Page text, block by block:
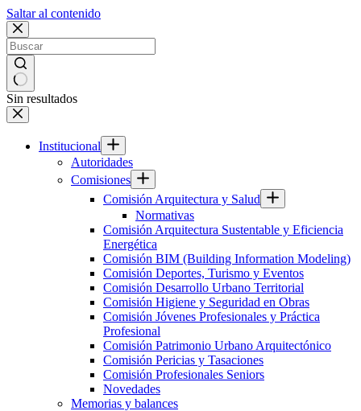
Saltar al contenido
Sin resultados
Institucional
Autoridades
Comisiones
Comisión Arquitectura y Salud
Normativas
Comisión Arquitectura Sustentable y Eficiencia
Energética
Comisión BIM (Building Information Modeling)
Comisión Deportes, Turismo y Eventos
Comisión Desarrollo Urbano Territorial
Comisión Higiene y Seguridad en Obras
Comisión Jóvenes Profesionales y Práctica
Profesional
Comisión Patrimonio Urbano Arquitectónico
Comisión Pericias y Tasaciones
Comisión Profesionales Seniors
Novedades
Memorias y balances